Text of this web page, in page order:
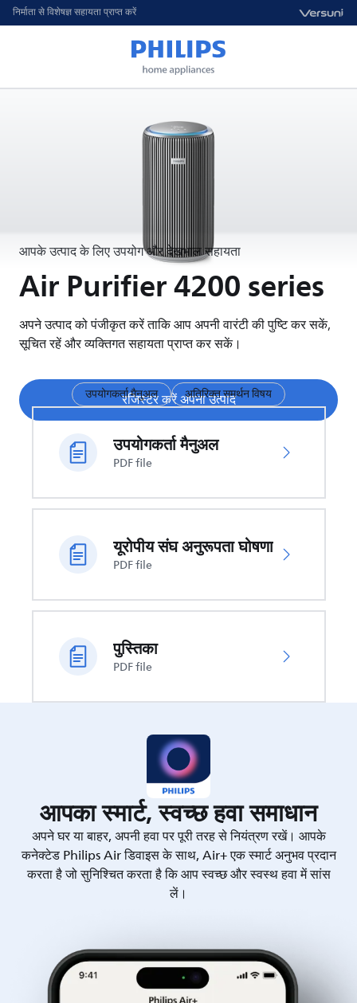
निर्माता से विशेषज्ञ सहायता प्राप्त करें
आपके उत्पाद के लिए उपयोग और देखभाल सहायता
Air Purifier 4200 series
अपने उत्पाद को पंजीकृत करें ताकि आप अपनी वारंटी की पुष्टि कर सकें,
सूचित रहें और व्यक्तिगत सहायता प्राप्त कर सकें।
रजिस्टर करें अपना उत्पाद
उपयोगकर्ता मैनुअल अतिरिक्त समर्थन विषय
उपयोगकर्ता मैनुअल
PDF file
यूरोपीय संघ अनुरूपता घोषणा
PDF file
पुस्तिका
PDF file
आपका स्मार्ट, स्वच्छ हवा समाधान
अपने घर या बाहर, अपनी हवा पर पूरी तरह से नियंत्रण रखें। आपके
कनेक्टेड Philips Air डिवाइस के साथ, Air+ एक स्मार्ट अनुभव प्रदान
करता है जो सुनिश्चित करता है कि आप स्वच्छ और स्वस्थ हवा में सांस
लें।